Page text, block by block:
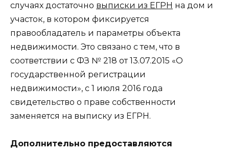
случаях достаточно выписки из ЕГРН на дом и
участок, в котором фиксируется
правообладатель и параметры объекта
недвижимости. Это связано с тем, что в
соответствии с ФЗ № 218 от 13.07.2015 «О
государственной регистрации
недвижимости», с 1 июля 2016 года
свидетельство о праве собственности
заменяется на выписку из ЕГРН.
Дополнительно предоставляются